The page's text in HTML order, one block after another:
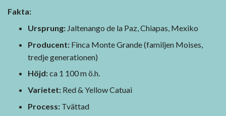
Fakta:
Ursprung: Jaltenango de la Paz, Chiapas, Mexiko
Producent: Finca Monte Grande (familjen Moises,
tredje generationen)
Höjd:ca 1 100 m ö.h.
Varietet: Red & Yellow Catuai
Process: Tvättad